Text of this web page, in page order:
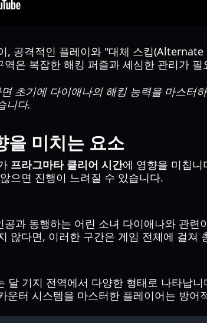
, 공격적인 플레이와 "대체 스킵
은 복잡한 해킹 퍼즐과 세심한 관리가
초기에 다이애나의 해킹 능력을 마스터
니다.
을 미치는 요소
프라그마타 클리어 시간에 영향을 미칩니
으면 진행이 느려질 수 있습니다.
과 동행하는 어린 소녀 다이애나와 관
않다면, 이러한 구간은 게임 전체에 걸쳐
달 기지 전역에서 다양한 형태로 나타납
운터 시스템을 마스터한 플레이어는 방